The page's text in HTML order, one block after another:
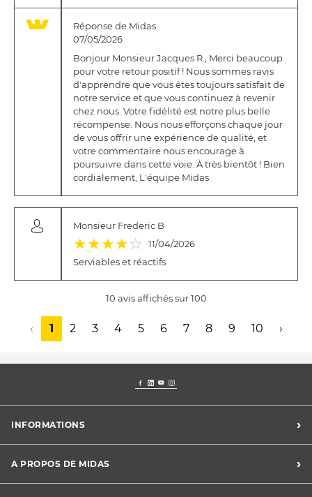
Réponse de Midas
07/05/2026
Bonjour Monsieur Jacques R., Merci beaucoup
pour votre retour positif ! Nous sommes ravis
d'apprendre que vous êtes toujours satisfait de
notre service et que vous continuez à revenir
chez nous. Votre fidélité est notre plus belle
récompense. Nous nous efforçons chaque jour
de vous offrir une expérience de qualité, et
votre commentaire nous encourage à
poursuivre dans cette voie. À très bientôt ! Bien
cordialement, L'équipe Midas
Monsieur Frederic B
(*)
★ (*)
★ (*)
★ (*)
★ ( )
☆
11/04/2026
Serviables et réactifs
10 avis affichés sur 100
‹ 1 2 3 4 5 6 7 8 9 10 ›
INFORMATIONS ›
Conditions générales de vente
Mentions légales
A PROPOS DE MIDAS ›